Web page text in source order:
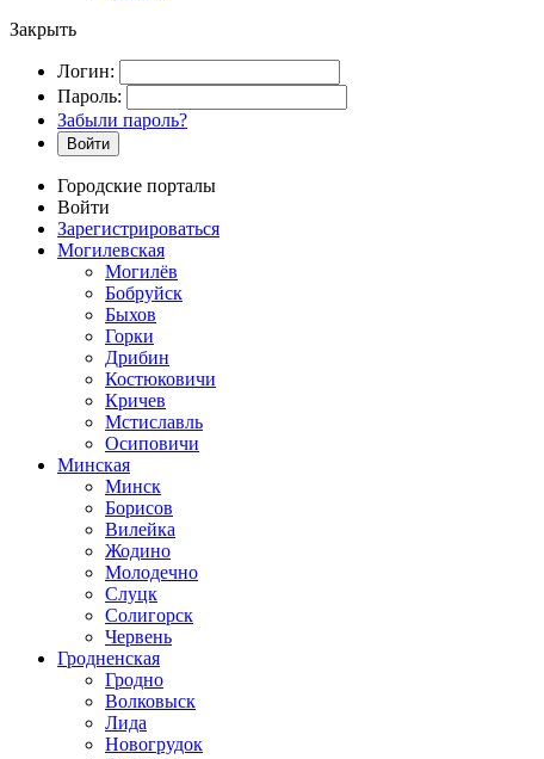
Закрыть
Логин:
Пароль:
Забыли пароль?
Войти
Городские порталы
Войти
Зарегистрироваться
Могилевская
Могилёв
Бобруйск
Быхов
Горки
Дрибин
Костюковичи
Кричев
Мстиславль
Осиповичи
Минская
Минск
Борисов
Вилейка
Жодино
Молодечно
Слуцк
Солигорск
Червень
Гродненская
Гродно
Волковыск
Лида
Новогрудок